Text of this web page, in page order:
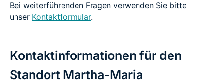
Bei weiterführenden Fragen verwenden Sie bitte
unser Kontaktformular.
Kontaktinformationen für den
Standort Martha-Maria